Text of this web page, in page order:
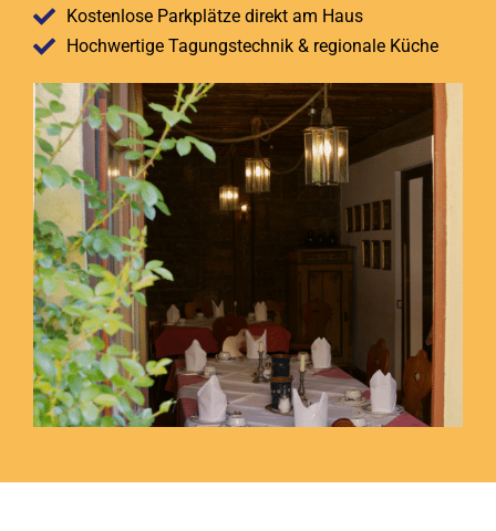
Kostenlose Parkplätze direkt am Haus
Hochwertige Tagungstechnik & regionale Küche